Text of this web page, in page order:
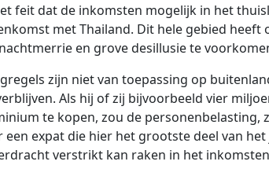
feit dat de inkomsten mogelijk in het
met Thailand. Dit hele gebied heeft
en grove desillusie te
zijn niet van toepassing op
Als hij of zij bijvoorbeeld vier
te kopen, zou de personenbelasting,
expat die hier het grootste deel van
verstrikt kan raken in het